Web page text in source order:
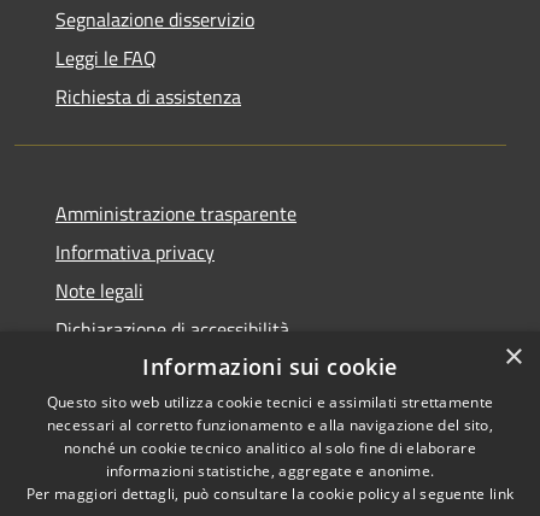
Segnalazione disservizio
Leggi le FAQ
Richiesta di assistenza
Amministrazione trasparente
Informativa privacy
Note legali
Dichiarazione di accessibilità
Accessibilità
Privacy
Copyright © 2026 • Comune di
Cerreto Guidi • Powered by
Municipium Accesso
×
Informazioni sui cookie
Questo sito web utilizza cookie tecnici e assimilati strettamente
necessari al corretto funzionamento e alla navigazione del sito,
nonché un cookie tecnico analitico al solo fine di elaborare
informazioni statistiche, aggregate e anonime.
Per maggiori dettagli, può consultare la cookie policy al seguente link